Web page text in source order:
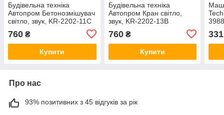
Будівельна техніка
Автопром Бетонозмішувач
світло, звук, KR-2202-11C
760 ₴
Купити
Будівельна техніка
Автопром Кран світло,
звук, KR-2202-13B
760₴
Купити
331
Про нас
93% позитивних з 45 відгуків за рік